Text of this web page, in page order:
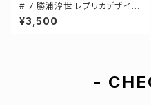
# 7 勝浦淳世 レプリカデザイン
3カラー 選手還元 半袖Tシャツ
S-XXXLサイズ 500101
¥3,500
-